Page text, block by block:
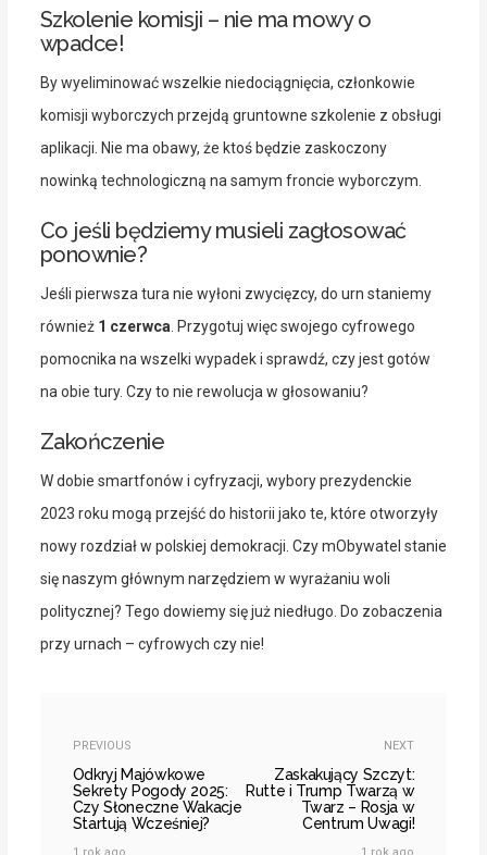
Szkolenie komisji – nie ma mowy o
wpadce!
By wyeliminować wszelkie niedociągnięcia, członkowie
komisji wyborczych przejdą gruntowne szkolenie z obsługi
aplikacji. Nie ma obawy, że ktoś będzie zaskoczony
nowinką technologiczną na samym froncie wyborczym.
Co jeśli będziemy musieli zagłosować
ponownie?
Jeśli pierwsza tura nie wyłoni zwycięzcy, do urn staniemy
również 1 czerwca. Przygotuj więc swojego cyfrowego
pomocnika na wszelki wypadek i sprawdź, czy jest gotów
na obie tury. Czy to nie rewolucja w głosowaniu?
Zakończenie
W dobie smartfonów i cyfryzacji, wybory prezydenckie
2023 roku mogą przejść do historii jako te, które otworzyły
nowy rozdział w polskiej demokracji. Czy mObywatel stanie
się naszym głównym narzędziem w wyrażaniu woli
politycznej? Tego dowiemy się już niedługo. Do zobaczenia
przy urnach – cyfrowych czy nie!
PREVIOUS
Odkryj Majówkowe
Sekrety Pogody 2025:
Czy Słoneczne Wakacje
Startują Wcześniej?
NEXT
Zaskakujący Szczyt:
Rutte i Trump Twarzą w
Twarz – Rosja w
Centrum Uwagi!